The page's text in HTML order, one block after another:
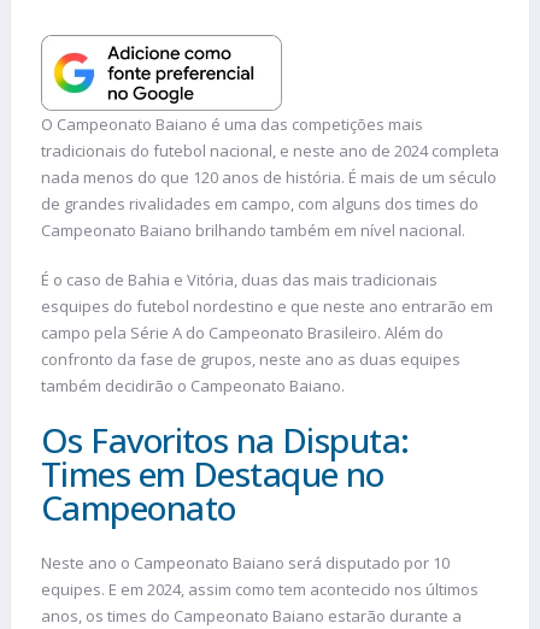
O Campeonato Baiano é uma das competições mais
tradicionais do futebol nacional, e neste ano de 2024 completa
nada menos do que 120 anos de história. É mais de um século
de grandes rivalidades em campo, com alguns dos times do
Campeonato Baiano brilhando também em nível nacional.
É o caso de Bahia e Vitória, duas das mais tradicionais
esquipes do futebol nordestino e que neste ano entrarão em
campo pela Série A do Campeonato Brasileiro. Além do
confronto da fase de grupos, neste ano as duas equipes
também decidirão o Campeonato Baiano.
Os Favoritos na Disputa:
Times em Destaque no
Campeonato
Neste ano o Campeonato Baiano será disputado por 10
equipes. E em 2024, assim como tem acontecido nos últimos
anos, os times do Campeonato Baiano estarão durante a